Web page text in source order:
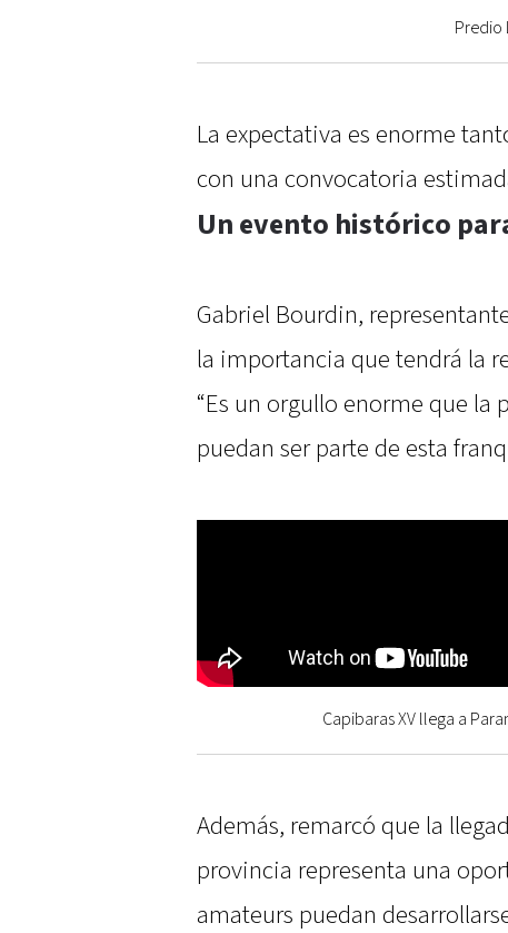
Predio
La expectativa es enorme
con una convocatoria
Un evento histórico
Gabriel Bourdin,
la importancia que tendrá la
“Es un orgullo enorme que la
puedan ser parte de esta
Capibaras XV llega a
Además, remarcó que la
provincia representa una
amateurs puedan